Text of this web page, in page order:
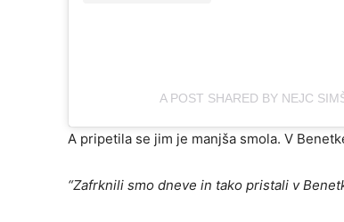
A POST SHARED BY NEJC
A pripetila se jim je manjša smola. V
“Zafrknili smo dneve in tako pristali v